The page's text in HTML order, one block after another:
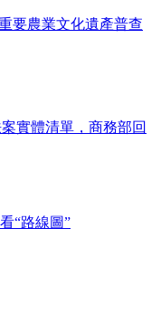
要農業文化遺產普查
實體清單，商務部回
“路線圖”